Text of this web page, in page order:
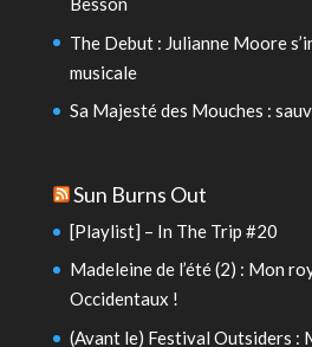
The Debut : Julianne Moore
musicale
Sa Majesté des Mouches :
Sun Burns Out
[Playlist] – In The Trip #20
Madeleine de l’été (2) : Mon
Occidentaux !
(Avant le) Festival Outsiders :